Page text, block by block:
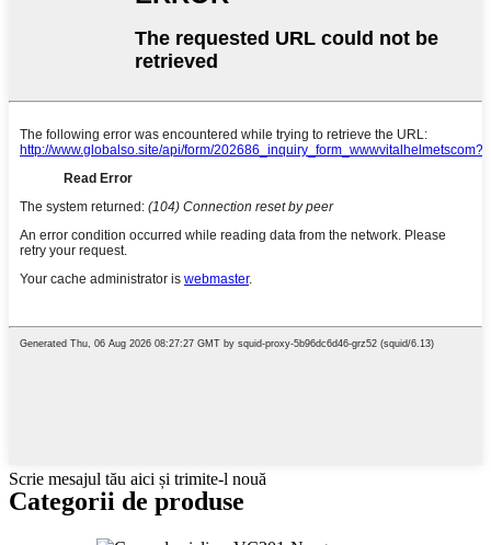
Scrie mesajul tău aici și trimite-l nouă
Categorii de produse